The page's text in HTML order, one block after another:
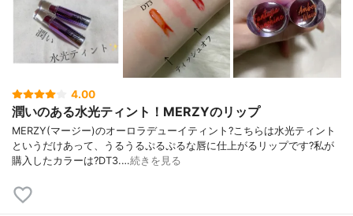
4.00
潤いのある水光ティント！MERZYのリップ
MERZY(マージー)のオーロラデューイティント?こちらは水光ティント
というだけあって、うるうるぷるぷるな唇に仕上がるリップです?私が
購入したカラーは?DT3.…続きを見る